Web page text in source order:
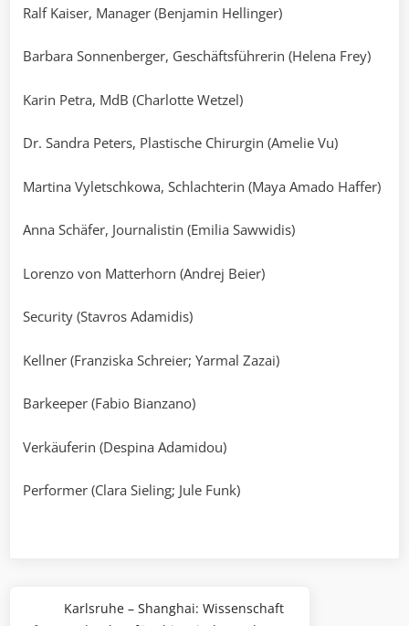
Ralf Kaiser, Manager (Benjamin Hellinger)
Barbara Sonnenberger, Geschäftsführerin (Helena Frey)
Karin Petra, MdB (Charlotte Wetzel)
Dr. Sandra Peters, Plastische Chirurgin (Amelie Vu)
Martina Vyletschkowa, Schlachterin (Maya Amado Haffer)
Anna Schäfer, Journalistin (Emilia Sawwidis)
Lorenzo von Matterhorn (Andrej Beier)
Security (Stavros Adamidis)
Kellner (Franziska Schreier; Yarmal Zazai)
Barkeeper (Fabio Bianzano)
Verkäuferin (Despina Adamidou)
Performer (Clara Sieling; Jule Funk)
Beitragsnavigation
Previous
Karlsruhe – Shanghai: Wissenschaft